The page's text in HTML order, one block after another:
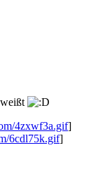
4zxwf3a.gif]
6cdl75k.gif]